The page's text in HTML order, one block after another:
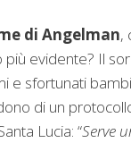
di Angelman,
evidente? Il
sfortunati
di un
Lucia: “Serve